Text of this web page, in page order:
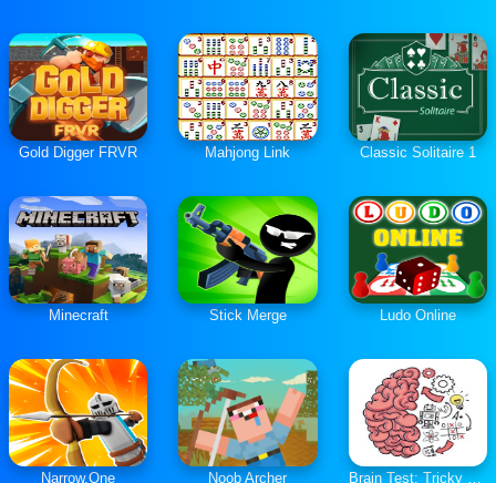
Gold Digger FRVR Mahjong Link Classic Solitaire 1
Minecraft Stick Merge Ludo Online
Narrow.One Noob Archer Brain Test: Tricky Puzzles